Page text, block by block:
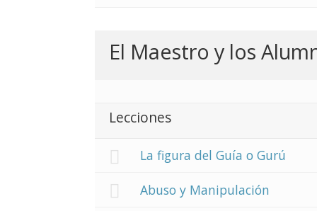
El Maestro y los
Lecciones
La figura del Guía o Gurú
Abuso y Manipulación